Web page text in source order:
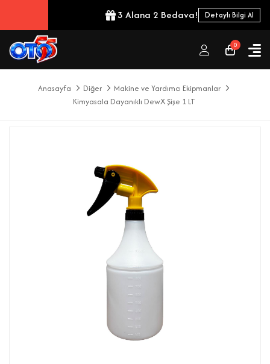
3 Alana 2 Bedava! Detaylı Bilgi Al
0
Anasayfa Diğer
Makine ve Yardımcı Ekipmanlar
Kimyasala Dayanıklı DewX Şişe 1 LT